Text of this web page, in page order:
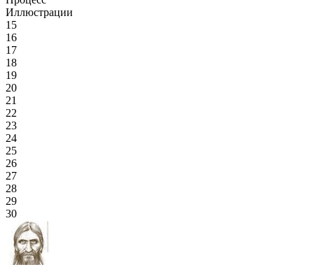
Иллюстрации
15
16
17
18
19
20
21
22
23
24
25
26
27
28
29
30